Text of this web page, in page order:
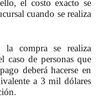
el costo exacto se
cuando se realiza
compra se realiza
caso de personas que
deberá hacerse en
a 3 mil dólares